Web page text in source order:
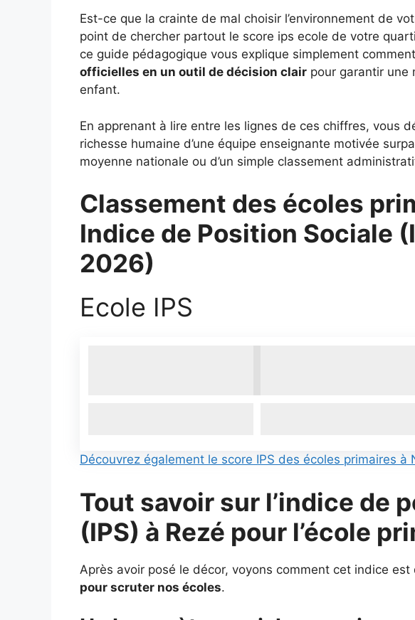
Est-ce que la crainte de mal choisir l’environnement de
point de chercher partout le score ips ecole de votre
ce guide pédagogique vous explique simplement comment
officielles en un outil de décision clair pour garantir une
enfant.
En apprenant à lire entre les lignes de ces chiffres, vous
richesse humaine d’une équipe enseignante motivée
moyenne nationale ou d’un simple classement
Classement des écoles
Indice de Position Sociale
2026)
Ecole IPS
Découvrez également le score IPS des écoles primaires à
Tout savoir sur l’indice de
(IPS) à Rezé pour l’école
Après avoir posé le décor, voyons comment cet indice est
pour scruter nos écoles.